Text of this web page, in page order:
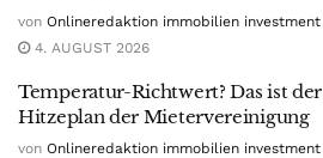
von Onlineredaktion immobilien investment
4. AUGUST 2026
Temperatur-Richtwert? Das ist der
Hitzeplan der Mietervereinigung
von Onlineredaktion immobilien investment